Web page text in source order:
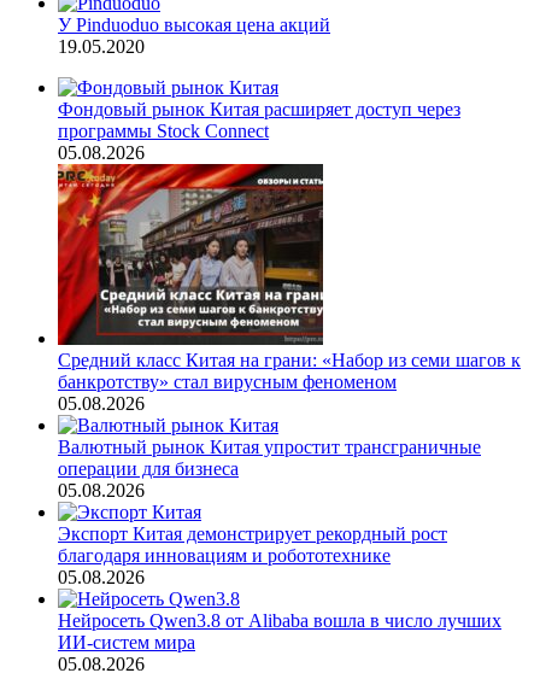
У Pinduoduo высокая цена акций
19.05.2020
Фондовый рынок Китая расширяет доступ через
программы Stock Connect
05.08.2026
Средний класс Китая на грани: «Набор из семи шагов к
банкротству» стал вирусным феноменом
05.08.2026
Валютный рынок Китая упростит трансграничные
операции для бизнеса
05.08.2026
Экспорт Китая демонстрирует рекордный рост
благодаря инновациям и робототехнике
05.08.2026
Нейросеть Qwen3.8 от Alibaba вошла в число лучших
ИИ-систем мира
05.08.2026